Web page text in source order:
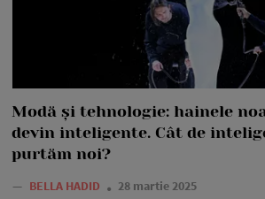
Modă și tehnologie: hainele
devin inteligente. Cât de
purtăm noi?
— BELLA HADID 28 martie 2025